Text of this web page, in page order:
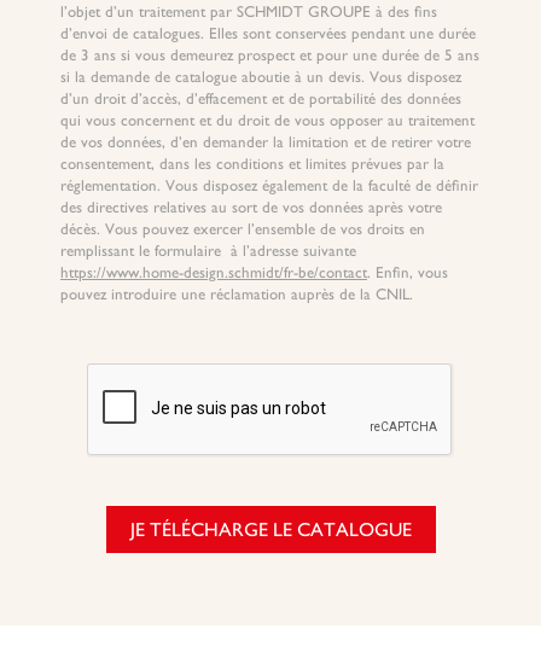
l’objet d’un traitement par SCHMIDT GROUPE à des fins
d’envoi de catalogues. Elles sont conservées pendant une durée
de 3 ans si vous demeurez prospect et pour une durée de 5 ans
si la demande de catalogue aboutie à un devis. Vous disposez
d’un droit d’accès, d’effacement et de portabilité des données
qui vous concernent et du droit de vous opposer au traitement
de vos données, d’en demander la limitation et de retirer votre
consentement, dans les conditions et limites prévues par la
réglementation. Vous disposez également de la faculté de définir
des directives relatives au sort de vos données après votre
décès. Vous pouvez exercer l’ensemble de vos droits en
remplissant le formulaire à l’adresse suivante
https://www.home-design.schmidt/fr-be/contact. Enfin, vous
pouvez introduire une réclamation auprès de la CNIL.